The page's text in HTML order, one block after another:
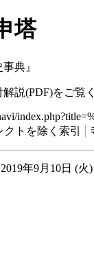
塔
典』
説(PDF)をご覧
クトを除く索引
年9月10日 (火)